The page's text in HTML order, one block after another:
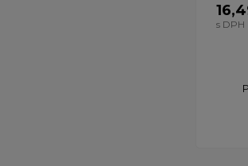
s DPH